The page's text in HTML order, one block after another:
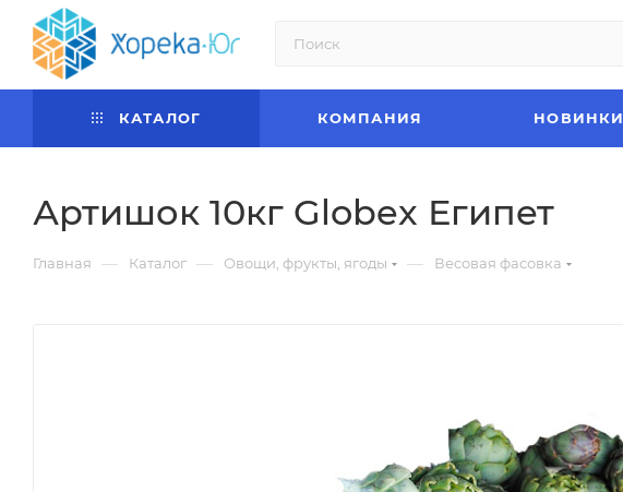
КАТАЛОГ КОМПАНИЯ НОВИНКИ
Артишок 10кг Globex Египет
Главная — Каталог — Овощи, фрукты, ягоды — Весовая фасовка